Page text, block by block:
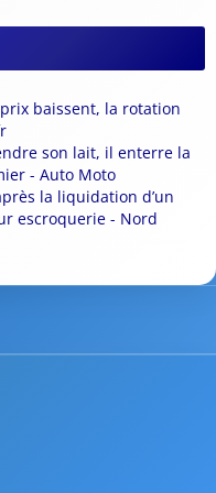
baissent, la rotation
son lait, il enterre la
- Auto Moto
la liquidation d’un
escroquerie - Nord